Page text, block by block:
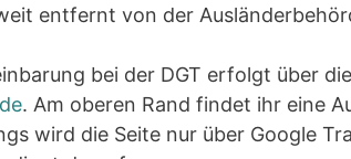
entfernt von der
bei der DGT erfolgt über die
. Am oberen Rand findet ihr eine
wird die Seite nur über Google